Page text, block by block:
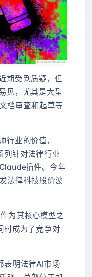
期受到质疑，但
见，尤其是大型
档审查和起草等
行业的价值，
针对法律行业
插件。今年
法律科技股价波
为其核心模型之
时成为了竞争对
表明法律AI市场